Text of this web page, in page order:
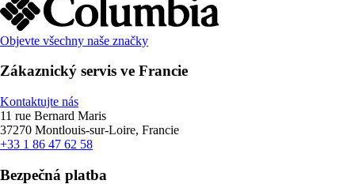
Objevte všechny naše značky
Zákaznický servis ve Francie
Kontaktujte nás
11 rue Bernard Maris
37270 Montlouis-sur-Loire, Francie
+33 1 86 47 62 58
Bezpečná platba